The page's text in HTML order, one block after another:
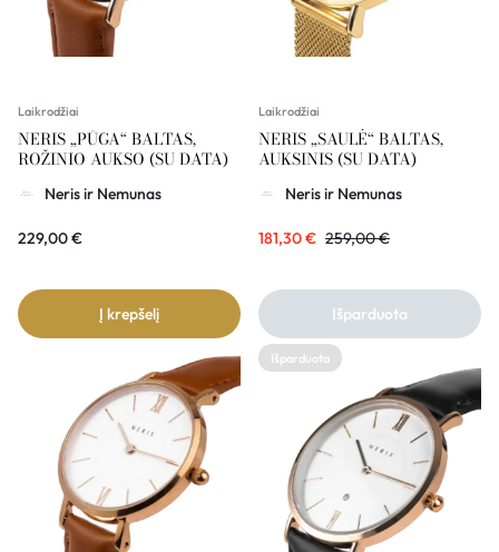
Laikrodžiai
NERIS „PŪGA“ BALTAS,
ROŽINIO AUKSO (SU DATA)
Neris ir Nemunas
229,00€
Į krepšelį
Laikrodžiai
NERIS „SAULĖ“ BALTAS,
AUKSINIS (SU DATA)
Neris ir Nemunas
181,30€ 259,00€
Išparduota
Išparduota